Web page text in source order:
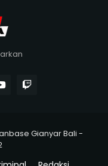
Gianyar Bali -